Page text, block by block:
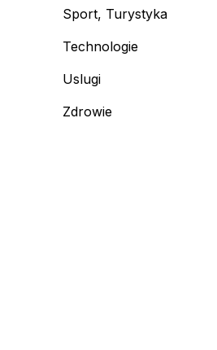
Sport, Turystyka
Technologie
Uslugi
Zdrowie